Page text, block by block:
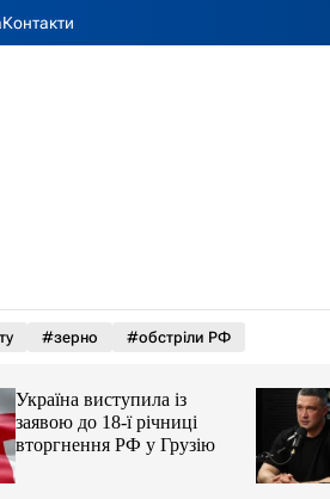
Контакти
#зерно #обстріли РФ
Україна виступила із
заявою до 18-ї річниці
вторгнення РФ у Грузію